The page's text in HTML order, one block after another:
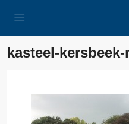
kasteel-